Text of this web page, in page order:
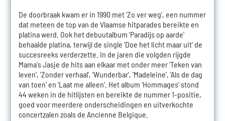
De doorbraak kwam er in 1990 met 'Zo ver weg', een nummer
dat meteen de top van de Vlaamse hitparades bereikte en
platina werd. Ook het debuutalbum 'Paradijs op aarde'
behaalde platina, terwijl de single 'Doe het licht maar uit' de
succesreeks verderzette. In de jaren die volgden rijgde
Mama's Jasje de hits aan elkaar met onder meer 'Teken van
leven', 'Zonder verhaal', 'Wunderbar', 'Madeleine', 'Als de dag
van toen' en 'Laat me alleen'. Het album 'Hommages' stond
44 weken in de hitlijsten en bereikte de nummer 1-positie,
goed voor meerdere onderscheidingen en uitverkochte
concertzalen zoals de Ancienne Belgique.